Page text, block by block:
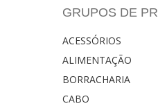
GRUPOS DE
ACESSÓRIOS
ALIMENTAÇÃO
BORRACHARIA
CABO